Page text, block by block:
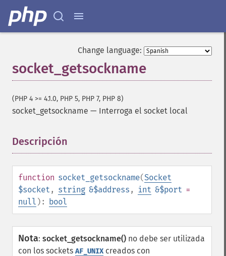
Change language:
socket_getsockname
(PHP 4 >= 4.1.0, PHP 5, PHP 7, PHP 8)
socket_getsockname — Interroga el socket local
Descripción
function socket_getsockname(Socket
$socket , string &$address , int &$port =
null ): bool
Nota: socket_getsockname() no debe ser utilizada
con los sockets AF_UNIXcreados con